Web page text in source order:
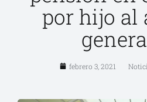
por hijo al
febrero 3, 2021